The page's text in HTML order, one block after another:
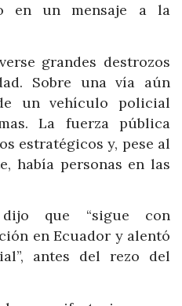
en un mensaje a la
grandes destrozos
Sobre una vía aún
un vehículo policial
La fuerza pública
estratégicos y, pese al
había personas en las
que “sigue con
en Ecuador y alentó
antes del rezo del